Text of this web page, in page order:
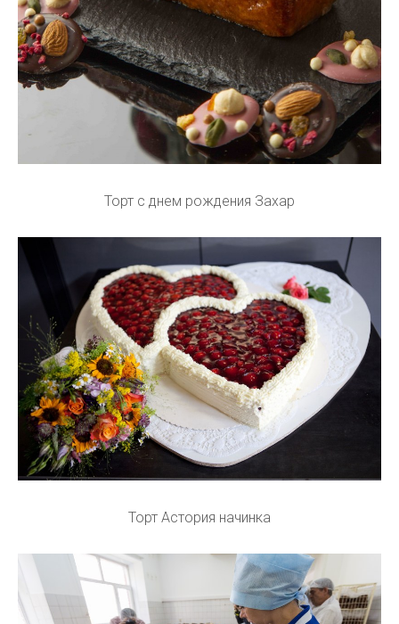
Торт с днем рождения Захар
Торт Астория начинка